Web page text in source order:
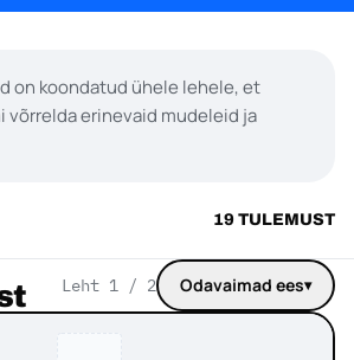
on koondatud ühele lehele, et
võrrelda erinevaid mudeleid ja
19 TULEMUST
Leht 1 / 2 Järjesta tooted
Odavaimad ees▾